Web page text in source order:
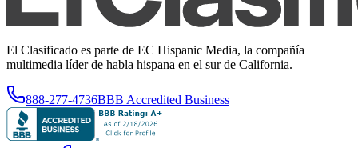
El Clasificado es parte de EC Hispanic Media, la compañía
multimedia líder de habla hispana en el sur de California.
888-277-4736BBB Accredited Business